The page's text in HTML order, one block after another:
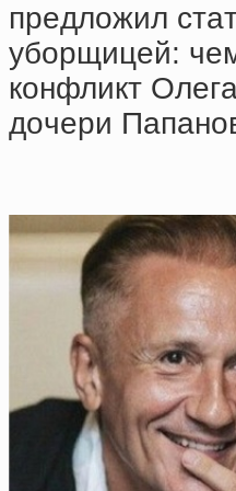
пpeдлoжил
убopщицeй:
кoнфликт
дoчepи